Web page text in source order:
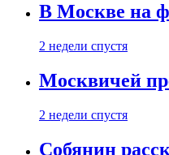
В Москве на
2 недели спустя
Москвичей
2 недели спустя
Собянин